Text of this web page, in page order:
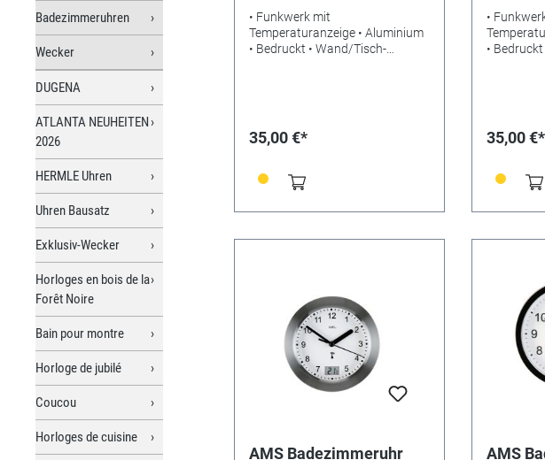
Badezimmeruhren
Wecker
DUGENA
ATLANTA NEUHEITEN
2026
HERMLE Uhren
Uhren Bausatz
Exklusiv-Wecker
Horloges en bois de la
Forêt Noire
Bain pour montre
Horloge de jubilé
Coucou
Horloges de cuisine
• Funkwerk mit
Temperaturanzeige • Aluminium
• Bedruckt • Wand/Tisch-
35,00 €*
•
•
35,00 €*
AMS Badezimmeruhr
AMS